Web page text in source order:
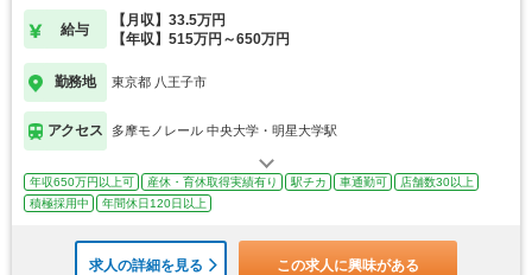
給与
【月収】33.5万円
【年収】515万円～650万円
勤務地 東京都 八王子市
アクセス 多摩モノレール 中央大学・明星大学駅
年収650万円以上可 産休・育休取得実績有り 駅チカ 車通勤可
店舗数30以上
積極採用中
年間休日120日以上
求人の詳細を見る この求人に興味がある